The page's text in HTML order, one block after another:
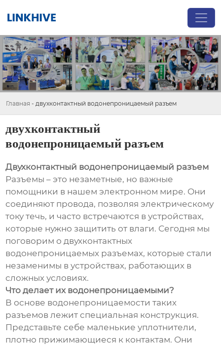
Главная - двухконтактный водонепроницаемый разъем
двухконтактный
водонепроницаемый разъем
Двухконтактный водонепроницаемый разъем
Разъемы – это незаметные, но важные
помощники в нашем электронном мире. Они
соединяют провода, позволяя электрическому
току течь, и часто встречаются в устройствах,
которые нужно защитить от влаги. Сегодня мы
поговорим о двухконтактных
водонепроницаемых разъемах, которые стали
незаменимы в устройствах, работающих в
сложных условиях.
Что делает их водонепроницаемыми?
В основе водонепроницаемости таких
разъемов лежит специальная конструкция.
Представьте себе маленькие уплотнители,
плотно прижимающиеся к контактам. Они